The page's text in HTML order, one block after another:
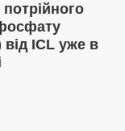
потрійного
від ICL уже в